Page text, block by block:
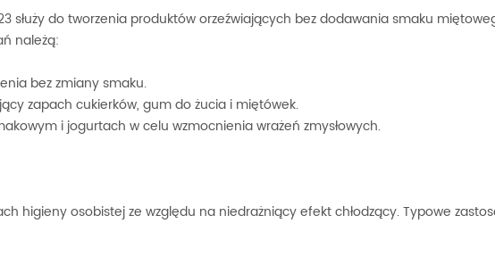
służy do tworzenia produktów orzeźwiających bez dodawania smaku
należą:
bez zmiany smaku.
zapach cukierków, gum do żucia i miętówek.
i jogurtach w celu wzmocnienia wrażeń zmysłowych.
higieny osobistej ze względu na niedrażniący efekt chłodzący. Typowe